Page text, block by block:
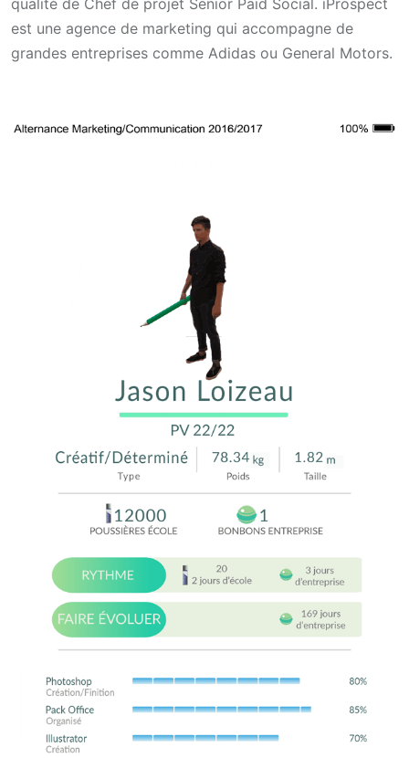
est une agence de marketing qui accompagne de
grandes entreprises comme Adidas ou General Motors.